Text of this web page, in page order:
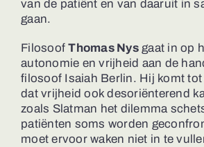
van de patiënt en van daaruit in
gaan.
FilosoofThomas Nysgaat in op
autonomie en vrijheid aan de
filosoof Isaiah Berlin. Hij komt
dat vrijheid ook desoriënterend
zoals Slatman het dilemma
patiënten soms worden
moet ervoor waken niet in te